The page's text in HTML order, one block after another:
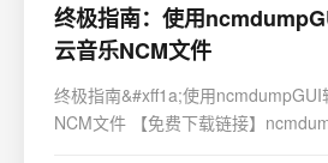
终极指南：使用
云音乐NCM文件
终极指南&#xff1a;使用
NCM文件 【免费下载链接】